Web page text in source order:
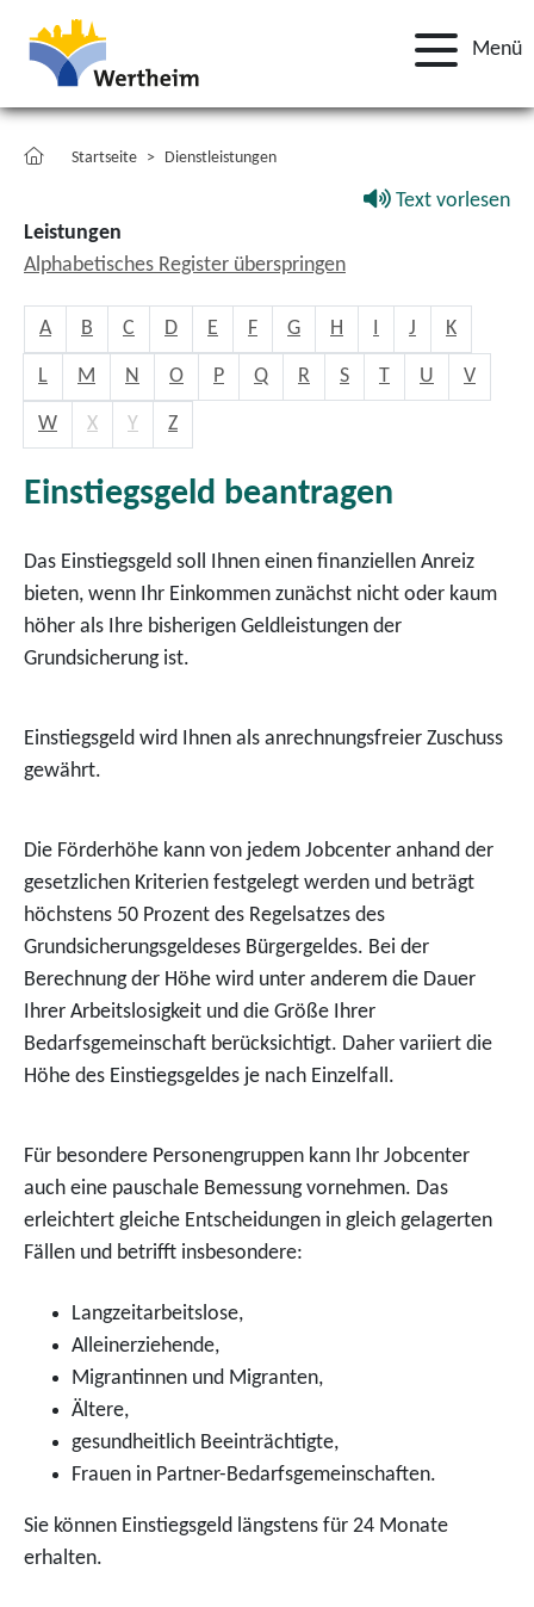
Menü
Startseite Dienstleistungen
Text vorlesen
Leistungen
Alphabetisches Register überspringen
A B C D E F G H I J K
L M N O P Q R S T U V
W X Y Z
Einstiegsgeld beantragen
Das Einstiegsgeld soll Ihnen einen finanziellen Anreiz
bieten, wenn Ihr Einkommen zunächst nicht oder kaum
höher als Ihre bisherigen Geldleistungen der
Grundsicherung ist.
Einstiegsgeld wird Ihnen als anrechnungsfreier Zuschuss
gewährt.
Die Förderhöhe kann von jedem Jobcenter anhand der
gesetzlichen Kriterien festgelegt werden und beträgt
höchstens 50 Prozent des Regelsatzes des
Grundsicherungsgeldeses Bürgergeldes. Bei der
Berechnung der Höhe wird unter anderem die Dauer
Ihrer Arbeitslosigkeit und die Größe Ihrer
Bedarfsgemeinschaft berücksichtigt. Daher variiert die
Höhe des Einstiegsgeldes je nach Einzelfall.
Für besondere Personengruppen kann Ihr Jobcenter
auch eine pauschale Bemessung vornehmen. Das
erleichtert gleiche Entscheidungen in gleich gelagerten
Fällen und betrifft insbesondere:
Langzeitarbeitslose,
Alleinerziehende,
Migrantinnen und Migranten,
Ältere,
gesundheitlich Beeinträchtigte,
Frauen in Partner-Bedarfsgemeinschaften.
Sie können Einstiegsgeld längstens für 24 Monate
erhalten.